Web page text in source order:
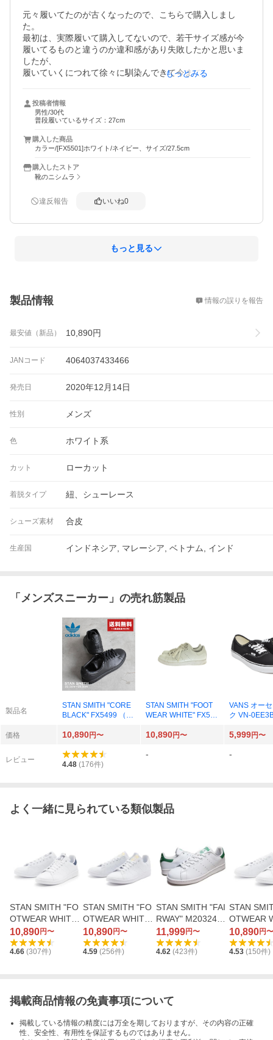
元々履いてたのが古くなったので、こちらで購入しまし
た。
最初は、実際履いて購入してないので、若干サイズ感が今
履いてるものと違うのか違和感があり失敗したかと思いま
したが、
履いていくにつれて徐々に馴染んできて今まで通り履き心
もっとみる
投稿者情報
男性/30代
普段履いているサイズ：27cm
購入した商品
カラー/[FX5501]ホワイト/ネイビー、サイズ/27.5cm
購入したストア
靴のニシムラ
違反報告 いいね0
もっと見る
製品情報 情報の誤りを報告
最安値（新品） 10,890円
JANコード 4064037433466
発売日 2020年12月14日
性別 メンズ
色 ホワイト系
カット ローカット
着脱タイプ 紐、シューレース
シューズ素材 合皮
生産国 インドネシア, マレーシア, ベトナム, インド
「 メンズスニーカー 」の売れ筋製品
製品名
STAN SMITH "CORE
BLACK" FX5499 （コ
ック/フットウェアホ
STAN SMITH "FOOT
WEAR WHITE" FX550
イト/フットウェアホ
ク）
VANS オー
ク VN-
×ホワイト）
価格 10,890円〜 10,890円〜 5,999円〜
レビュー
4.48 (176件)
- -
よく一緒に見られている類似製品
STAN SMITH "FO
OTWEAR WHITE
COLLEGIATE NAV
Y" FX5501 （フッ
トウェアホワイト/
10,890円〜
4.66 (307件)
STAN SMITH "FO
OTWEAR WHITE
GOLD" GY5695
（クラウドホワイ
ト/クラウドホワイ
10,890円〜
4.59 (256件)
STAN SMITH "FAI
RWAY" M20324
（ランニングホワ
イト/ランニングホ
ワイト/フェアウェ
11,999円〜
4.62 (423件)
STAN
OTWEAR
FX5500 （
ウェアホ
ットウェ
10,890円〜
4.53 (150件)
掲載商品情報の免責事項について
掲載している情報の精度には万全を期しておりますが、その内容の正確
性、安全性、有用性を保証するものではありません。